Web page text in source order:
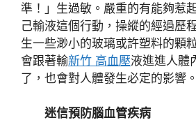
準！」生過敏。嚴重的有能夠惹
己輸液這個行動，操縱的經過歷
生一些渺小的玻璃或許塑料的顆
會跟著輸新竹 高血壓液進進人體
了，也會對人體發生必定的影響。
迷信預防腦血管疾病